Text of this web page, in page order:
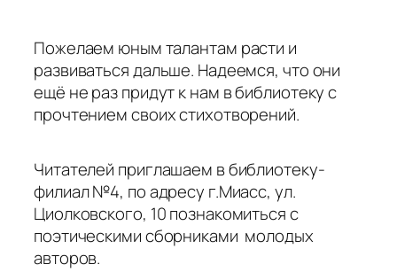
Пожелаем юным талантам расти и
развиваться дальше. Надеемся, что они
ещё не раз придут к нам в библиотеку с
прочтением своих стихотворений.
Читателей приглашаем в библиотеку-
филиал №4, по адресу г.Миасс, ул.
Циолковского, 10 познакомиться с
поэтическими сборниками молодых
авторов.